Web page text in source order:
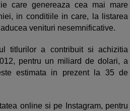
care genereaza cea mai mare
in conditiile in care, la listarea
venituri nesemnificative.
titlurilor a contribuit si achizitia
pentru un miliard de dolari, a
estimata in prezent la 35 de
online si pe Instagram, pentru